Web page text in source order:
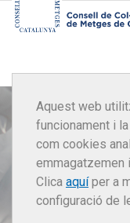
Aquest web
funcionament i
com cookies
emmagatzemen
Clica aquíper a
configuració de
Actualitat